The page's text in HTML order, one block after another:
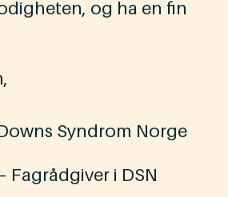
og ha en fin
Syndrom Norge
Fagrådgiver i DSN